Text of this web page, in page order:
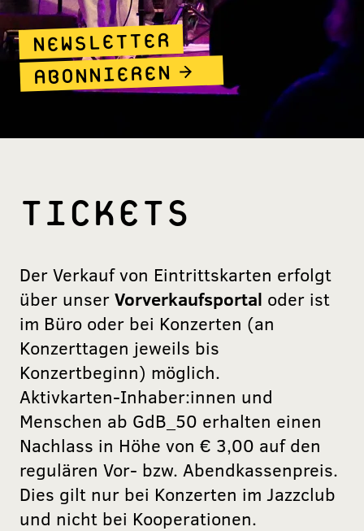
NEWSLETTER
ABONNIEREN
TICKETS
Der Verkauf von Eintrittskarten erfolgt
über unser Vorverkaufsportal oder ist
im Büro oder bei Konzerten (an
Konzerttagen jeweils bis
Konzertbeginn) möglich.
Aktivkarten-Inhaber:innen und
Menschen ab GdB_50 erhalten einen
Nachlass in Höhe von € 3,00 auf den
regulären Vor- bzw. Abendkassenpreis.
Dies gilt nur bei Konzerten im Jazzclub
und nicht bei Kooperationen.